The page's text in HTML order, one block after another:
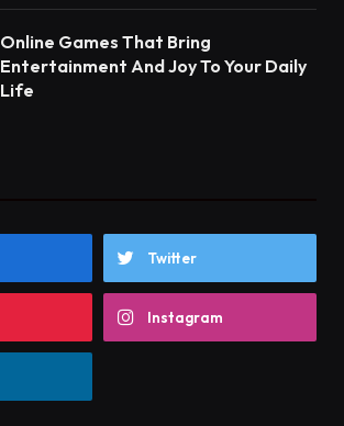
Online Games That Bring
Entertainment And Joy To Your Daily
Life
Twitter
Instagram